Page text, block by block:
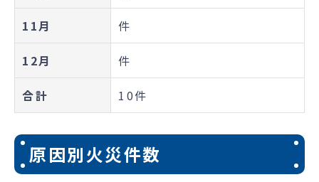
11月 件
12月 件
合計 10件
原因別火災件数